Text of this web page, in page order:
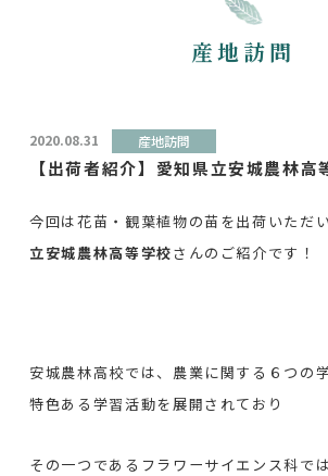
産地訪問
2020.08.31 産地訪問
【出荷者紹介】愛知県立安城農林高
今回は花苗・観葉植物の苗を出荷いただい
立安城農林高等学校さんのご紹介です！
安城農林高校では、農業に関する６つの
特色ある学習活動を展開されており
その一つであるフラワーサイエンス科で